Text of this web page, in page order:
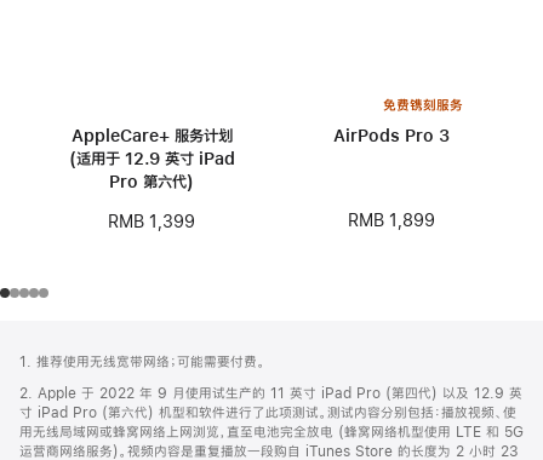
AppleCare+ 服务计划
(适用于 12.9 英寸 iPad
Pro 第六代)
RMB 1,399
免费镌刻服务
AirPods Pro 3
RMB 1,899
页
页
脚
注
1. 推荐使用无线宽带网络；可能需要付费。
2. Apple 于 2022 年 9 月使用试生产的 11 英寸 iPad Pro (第四代) 以及 12.9 英
寸 iPad Pro (第六代) 机型和软件进行了此项测试。测试内容分别包括：播放视频、使
用无线局域网或蜂窝网络上网浏览，直至电池完全放电 (蜂窝网络机型使用 LTE 和 5G
运营商网络服务)。视频内容是重复播放一段购自 iTunes Store 的长度为 2 小时 23